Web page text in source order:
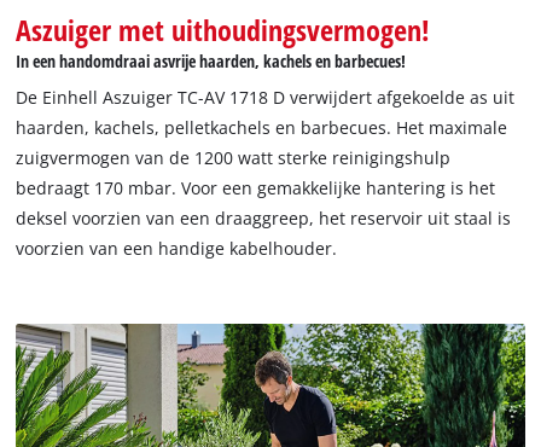
We hebben uw toestemming nodig om
de Google Maps dienst te laden!
Aszuiger met uithoudingsvermogen!
In een handomdraai asvrije haarden, kachels en barbecues!
De Einhell Aszuiger TC-AV 1718 D verwijdert afgekoelde as uit
haarden, kachels, pelletkachels en barbecues. Het maximale
zuigvermogen van de 1200 watt sterke reinigingshulp
bedraagt 170 mbar. Voor een gemakkelijke hantering is het
deksel voorzien van een draaggreep, het reservoir uit staal is
voorzien van een handige kabelhouder.